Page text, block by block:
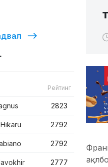
Рейтинг
2823
2792
2792
2777